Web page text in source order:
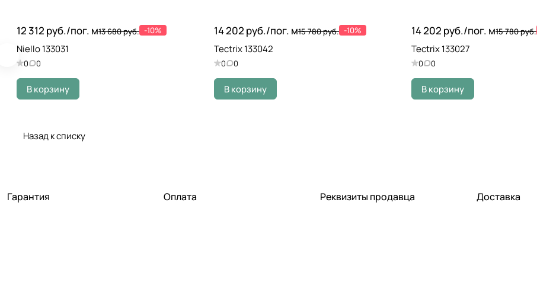
12 312 руб./пог. м13 680 руб. -10%
Niello 133031
0 0
В корзину
14 202 руб./пог. м15 780 руб. -10%
Tectrix 133042
0 0
В корзину
14 202 руб./пог. м15 780 руб.
Tectrix 133027
0 0
В корзину
Назад к списку
Гарантия Оплата Реквизиты продавца Доставка